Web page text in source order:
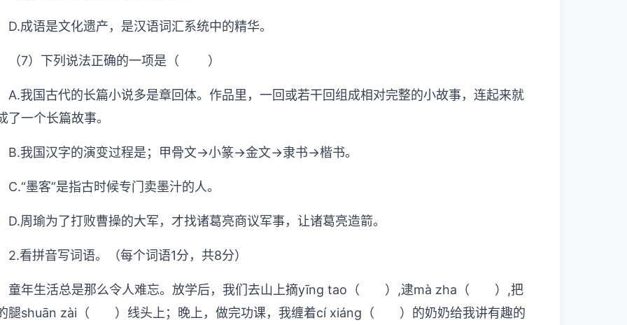
D.成语是文化遗产，是汉语词汇系统中的精华。
（7）下列说法正确的一项是（ ）
A.我国古代的长篇小说多是章回体。作品里，一回或若干回组成相对完整的小故事，连起来就
了一个长篇故事。
B.我国汉字的演变过程是；甲骨文→小篆→金文→隶书→楷书。
C.“墨客”是指古时候专门卖墨汁的人。
D.周瑜为了打败曹操的大军，才找诸葛亮商议军事，让诸葛亮造箭。
2.看拼音写词语。（每个词语1分，共8分）
童年生活总是那么令人难忘。放学后，我们去山上摘yīng tao（ ）,逮mà zha（ ）,把
腿shuān zài（ ）线头上；晚上，做完功课，我缠着cí xiáng（ ）的奶奶给我讲有趣的